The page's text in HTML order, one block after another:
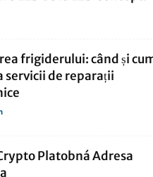
frigiderului: când și
servicii de reparații
Platobná Adresa